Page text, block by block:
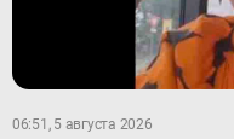
06:51, 5 августа 2026